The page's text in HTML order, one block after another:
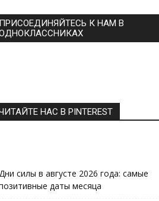
К НАМ В
НАС В PINTEREST
силы в августе 2026 года: самые
даты месяца